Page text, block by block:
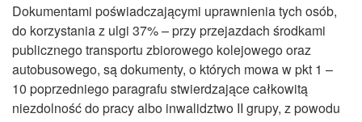
Dokumentami poświadczającymi uprawnienia tych osób,
do korzystania z ulgi 37% – przy przejazdach środkami
publicznego transportu zbiorowego kolejowego oraz
autobusowego, są dokumenty, o których mowa w pkt 1 –
10 poprzedniego paragrafu stwierdzające całkowitą
niezdolność do pracy albo inwalidztwo II grupy, z powodu